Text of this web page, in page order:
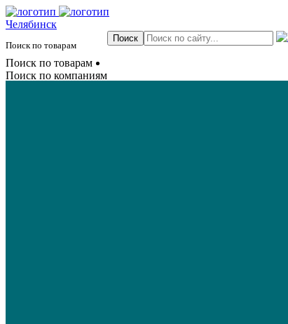
Челябинск
Поиск по товарам
Поиск по товарам
Поиск по компаниям